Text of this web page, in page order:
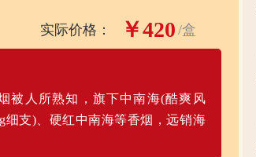
实际价格： ￥420 /盒
被人所熟知，旗下中南海(酷爽风
支)、硬红中南海等香烟，远销海